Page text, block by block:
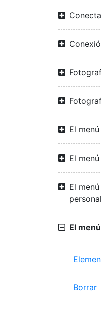
El
El
El
El
Borrar